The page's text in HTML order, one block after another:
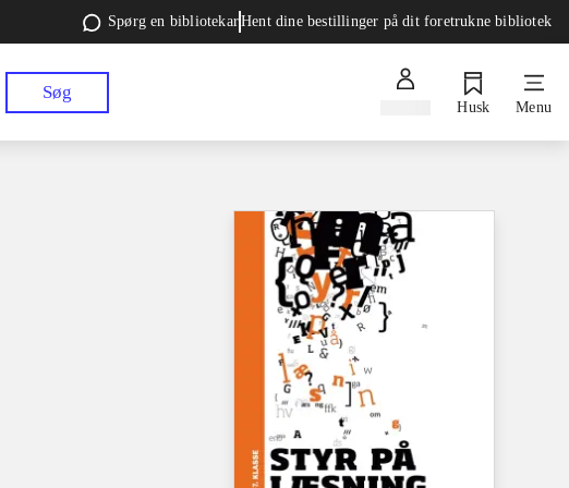
Spørg en bibliotekarHent dine bestillinger på dit foretrukne bibliotek
Søg
Husk Menu